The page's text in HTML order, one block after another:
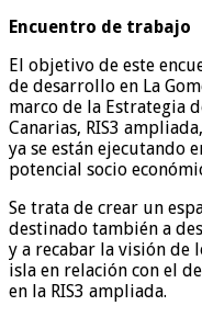
Encuentro de trabajo
El objetivo de este
de desarrollo en La
marco de la Estrategia
Canarias, RIS3
ya se están ejecutando
potencial socio
Se trata de crear un
destinado también a
y a recabar la visión de
isla en relación con el
en la RIS3 ampliada.